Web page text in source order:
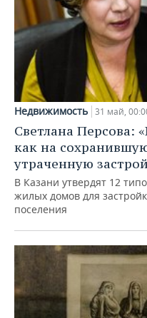
Недвижимость 31 май,
Светлана Персова:
как на
утраченную
В Казани утвердят 12
жилых домов для
поселения